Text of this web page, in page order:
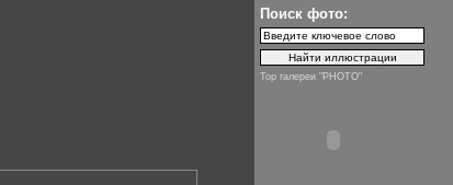
Поиск фото:
Top галереи "PHOTO"